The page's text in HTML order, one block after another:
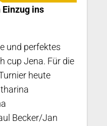
ins
und perfektes
cup Jena. Für die
heute
Becker/Jan